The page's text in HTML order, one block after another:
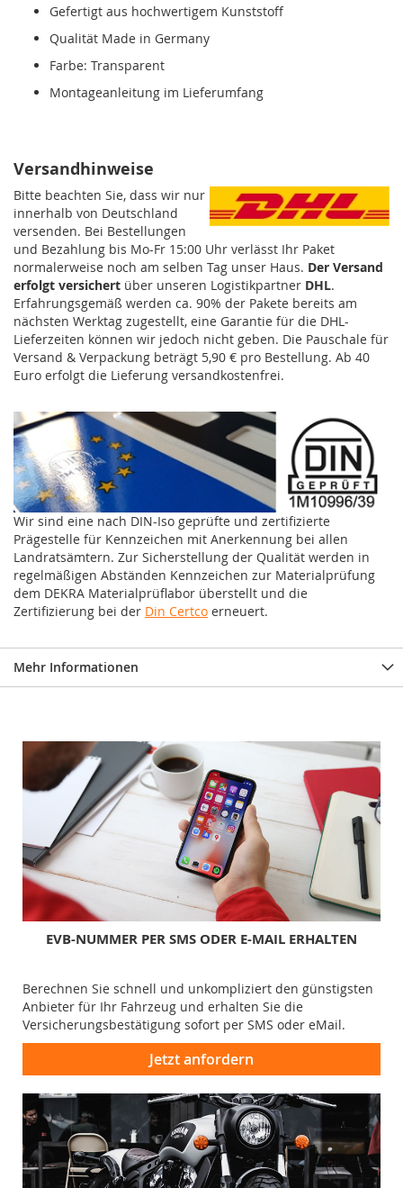
Gefertigt aus hochwertigem Kunststoff
Qualität Made in Germany
Farbe: Transparent
Montageanleitung im Lieferumfang
Versandhinweise
Bitte beachten Sie, dass wir nur
innerhalb von Deutschland
versenden. Bei Bestellungen
und Bezahlung bis Mo-Fr 15:00 Uhr verlässt Ihr Paket
normalerweise noch am selben Tag unser Haus. Der Versand
erfolgt versichert über unseren Logistikpartner DHL.
Erfahrungsgemäß werden ca. 90% der Pakete bereits am
nächsten Werktag zugestellt, eine Garantie für die DHL-
Lieferzeiten können wir jedoch nicht geben. Die Pauschale für
Versand & Verpackung beträgt 5,90 € pro Bestellung. Ab 40
Euro erfolgt die Lieferung versandkostenfrei.
Wir sind eine nach DIN-Iso geprüfte und zertifizierte
Prägestelle für Kennzeichen mit Anerkennung bei allen
Landratsämtern. Zur Sicherstellung der Qualität werden in
regelmäßigen Abständen Kennzeichen zur Materialprüfung
dem DEKRA Materialprüflabor überstellt und die
Zertifizierung bei der Din Certco erneuert.
Mehr Informationen
EVB-NUMMER PER SMS ODER E-MAIL ERHALTEN
Berechnen Sie schnell und unkompliziert den günstigsten
Anbieter für Ihr Fahrzeug und erhalten Sie die
Versicherungsbestätigung sofort per SMS oder eMail.
Jetzt anfordern